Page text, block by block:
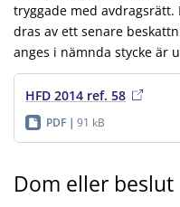
tryggade med
dras av ett senare
anges i nämnda stycke är
HFD 2014 ref. 58
PDF 91 kB
Dom eller beslut